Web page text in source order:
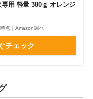
用 軽量 380ｇ オレンジ
点｜Amazon調べ
チェック